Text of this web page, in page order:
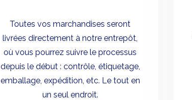
Toutes vos marchandises seront
livrées directement à notre entrepôt,
où vous pourrez suivre le processus
depuis le début : contrôle, étiquetage,
emballage, expédition, etc. Le tout en
un seul endroit.